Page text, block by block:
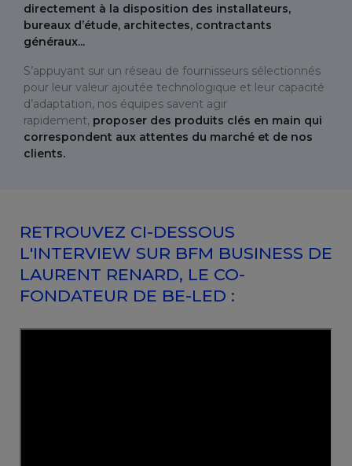
directement à la disposition des installateurs,
bureaux d’étude, architectes, contractants
généraux...
S’appuyant sur un réseau de fournisseurs sélectionnés
pour leur valeur ajoutée technologique et leur capacité
d’adaptation, nos équipes savent agir
rapidement, proposer des produits clés en main qui
correspondent aux attentes du marché et de nos
clients.
RETROUVEZ CI-DESSOUS
L'INTERVIEW SUR BFM BUSINESS DE
LAURENT RENARD, LE CO-
FONDATEUR DE BE-LED :